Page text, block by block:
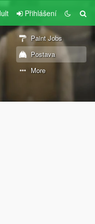
Přihlášení
Paint Jobs
Postava
More